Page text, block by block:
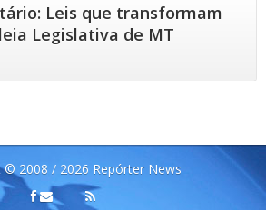
Leis que transformam
Legislativa de MT
© 2008 / 2026 Repórter News